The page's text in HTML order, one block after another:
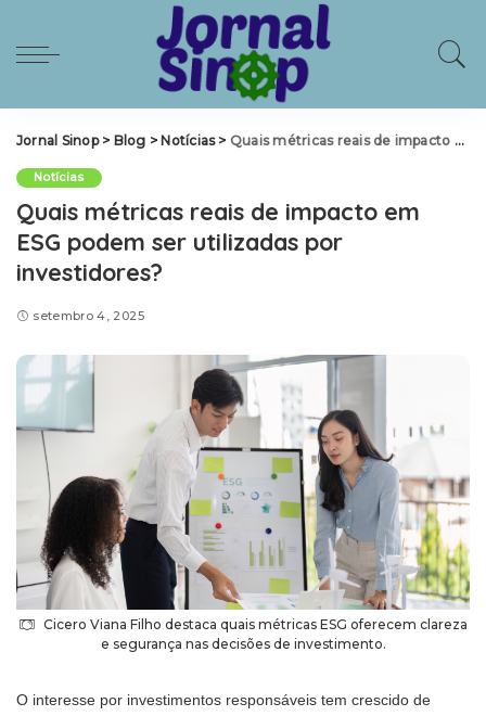
Jornal Sinop> Blog > Notícias> Quais métricas reais de impacto em ESG podem ser utilizadas por investidores?
Notícias
Quais métricas reais de impacto em
ESG podem ser utilizadas por
investidores?
setembro 4, 2025
Cicero Viana Filho destaca quais métricas ESG oferecem clareza
e segurança nas decisões de investimento.
O interesse por investimentos responsáveis tem crescido de